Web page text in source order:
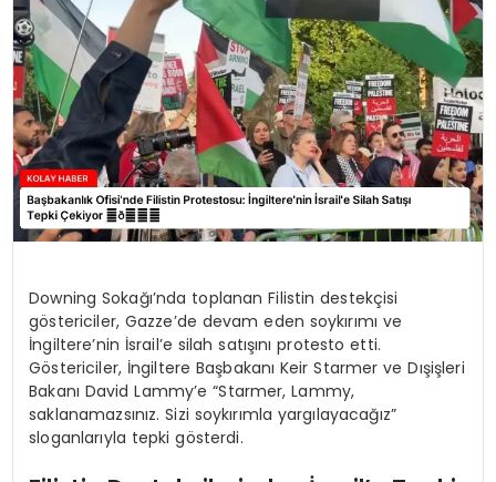
Downing Sokağı’nda toplanan Filistin destekçisi
göstericiler, Gazze’de devam eden soykırımı ve
İngiltere’nin İsrail’e silah satışını protesto etti.
Göstericiler, İngiltere Başbakanı Keir Starmer ve Dışişleri
Bakanı David Lammy’e “Starmer, Lammy,
saklanamazsınız. Sizi soykırımla yargılayacağız”
sloganlarıyla tepki gösterdi.